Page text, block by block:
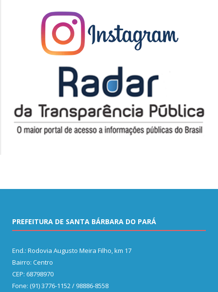
PREFEITURA DE SANTA BÁRBARA DO PARÁ
End.: Rodovia Augusto Meira Filho, km 17
Bairro: Centro
CEP: 68798970
Fone: (91) 3776-1152 / 98886-8558